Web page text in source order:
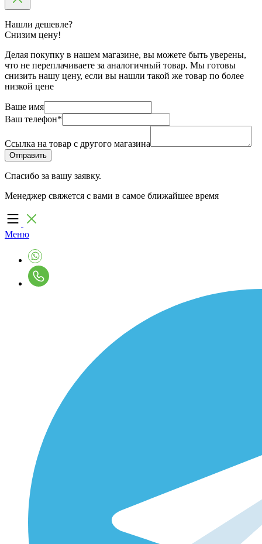
Нашли дешевле?
Снизим цену!
Делая покупку в нашем магазине, вы можете быть уверены,
что не переплачиваете за аналогичный товар. Мы готовы
снизить нашу цену, если вы нашли такой же товар по более
низкой цене
Ваше имя
Ваш телефон*
Ссылка на товар с другого магазина
Спасибо за вашу заявку.
Менеджер свяжется с вами в самое ближайшее время
Меню